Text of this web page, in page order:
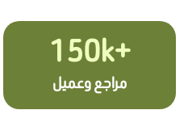
+150k
مراجع وعميل